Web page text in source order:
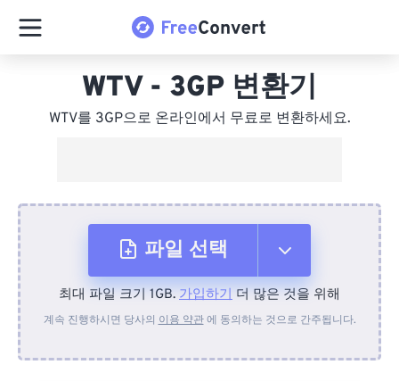
WTV - 3GP 변환기
WTV를 3GP으로 온라인에서 무료로 변환하세요.
파일 선택
장치에서
최대 파일 크기 1GB. 가입하기 더 많은 것을 위해
계속 진행하시면 당사의 이용 약관에 동의하는 것으로 간주됩니다.